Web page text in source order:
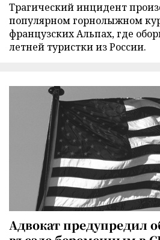
Трагический инцидент
популярном горнолыжном
французских Альпах, где
летней туристки из России.
Адвокат предупредил